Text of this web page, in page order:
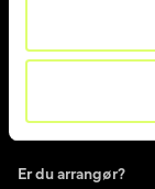
Er du arrangør?